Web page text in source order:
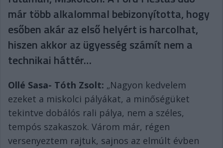
már több alkalommal bebizonyította, hogy
esőben akár az első helyért is harcolhat,
hiszen akkor az ügyesség számít nem a
technikai háttér…
Ollé Sasa- Tóth Zsolt: „Nagyon kedvelem
ezeket a miskolci pályákat, a minőségüket
tekintve dobálós rali pálya, nem a széles,
tempós szakaszok. Várom már, régen
versenyeztem rajtuk, sajnos az elmúlt évben